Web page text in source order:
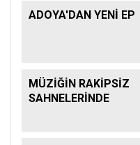
ADOYA'DAN YENİ EP
MÜZİĞİN RAKİPSİZ
SAHNELERİNDE